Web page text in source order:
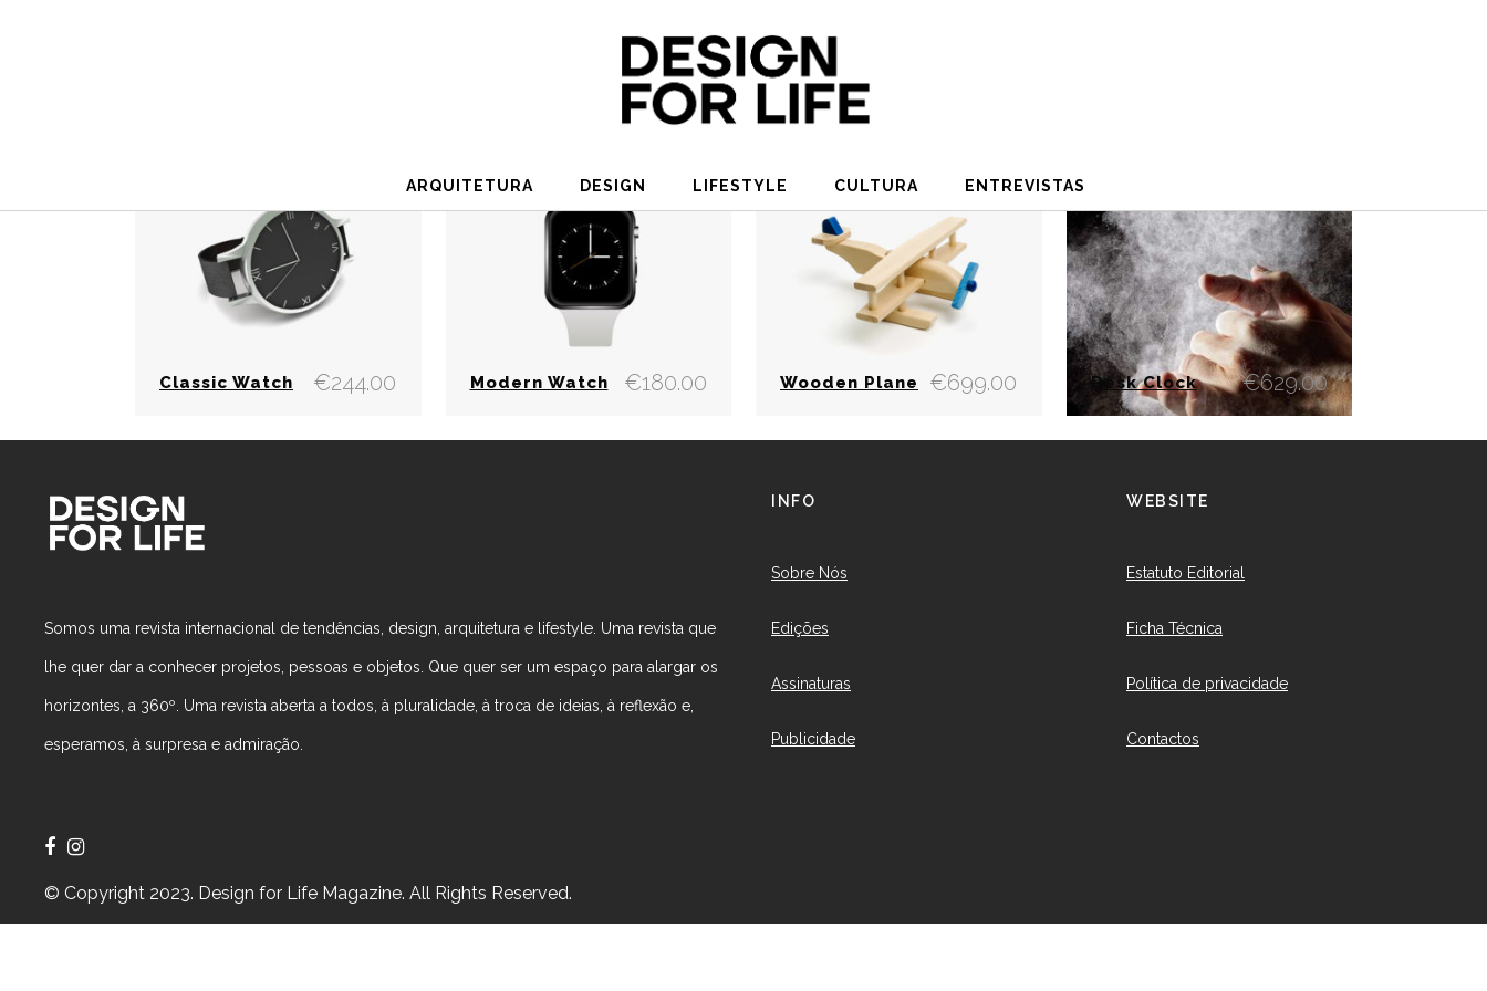
ARQUITETURA DESIGN LIFESTYLE CULTURA ENTREVISTAS
Classic Watch €244.00 Modern Watch €180.00 Wooden Plane €699.00 Desk Clock €629.00
Somos uma revista internacional de tendências, design, arquitetura e lifestyle. Uma revista que
lhe quer dar a conhecer projetos, pessoas e objetos. Que quer ser um espaço para alargar os
horizontes, a 360º. Uma revista aberta a todos, à pluralidade, à troca de ideias, à reflexão e,
esperamos, à surpresa e admiração.
INFO
Sobre Nós
Edições
Assinaturas
Publicidade
WEBSITE
Estatuto Editorial
Ficha Técnica
Política de privacidade
Contactos
© Copyright 2023. Design for Life Magazine. All Rights Reserved.